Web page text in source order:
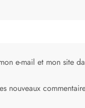
e-mail et mon site
nouveaux